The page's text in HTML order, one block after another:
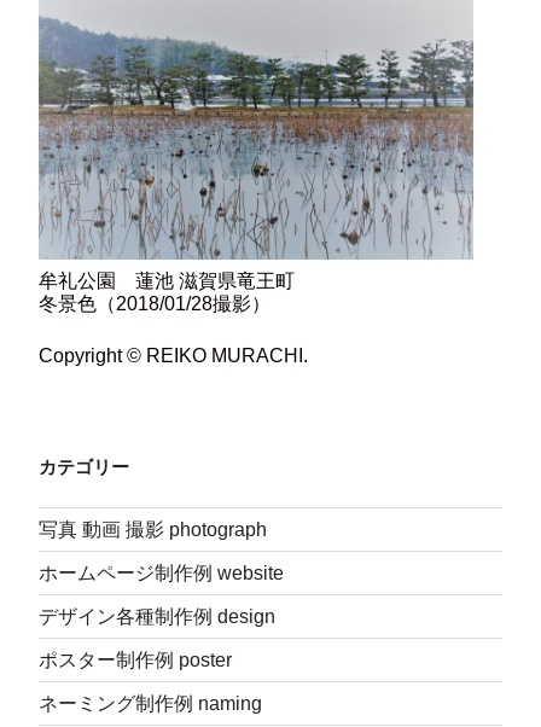
牟礼公園 蓮池 滋賀県竜王町
冬景色（2018/01/28撮影）
Copyright © REIKO MURACHI.
カテゴリー
写真 動画 撮影 photograph
ホームページ制作例 website
デザイン各種制作例 design
ポスター制作例 poster
ネーミング制作例 naming